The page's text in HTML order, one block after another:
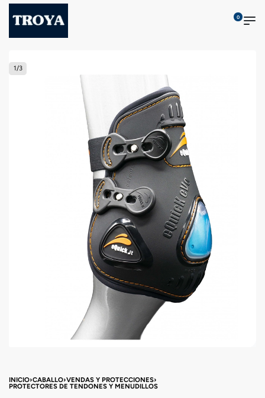
0
1/3
INICIO›CABALLO›VENDAS Y PROTECCIONES›
PROTECTORES DE TENDONES Y MENUDILLOS